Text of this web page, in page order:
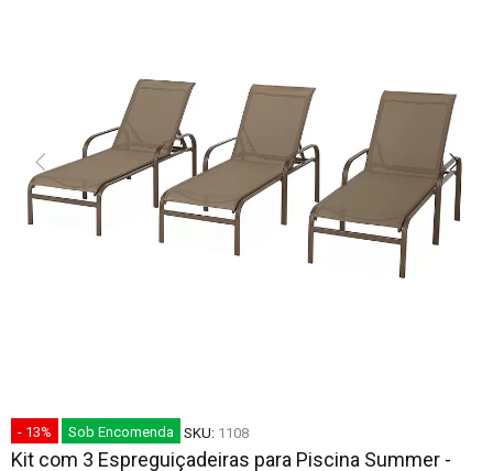
- 13% Sob Encomenda SKU: 1108
Kit com 3 Espreguiçadeiras para Piscina Summer -